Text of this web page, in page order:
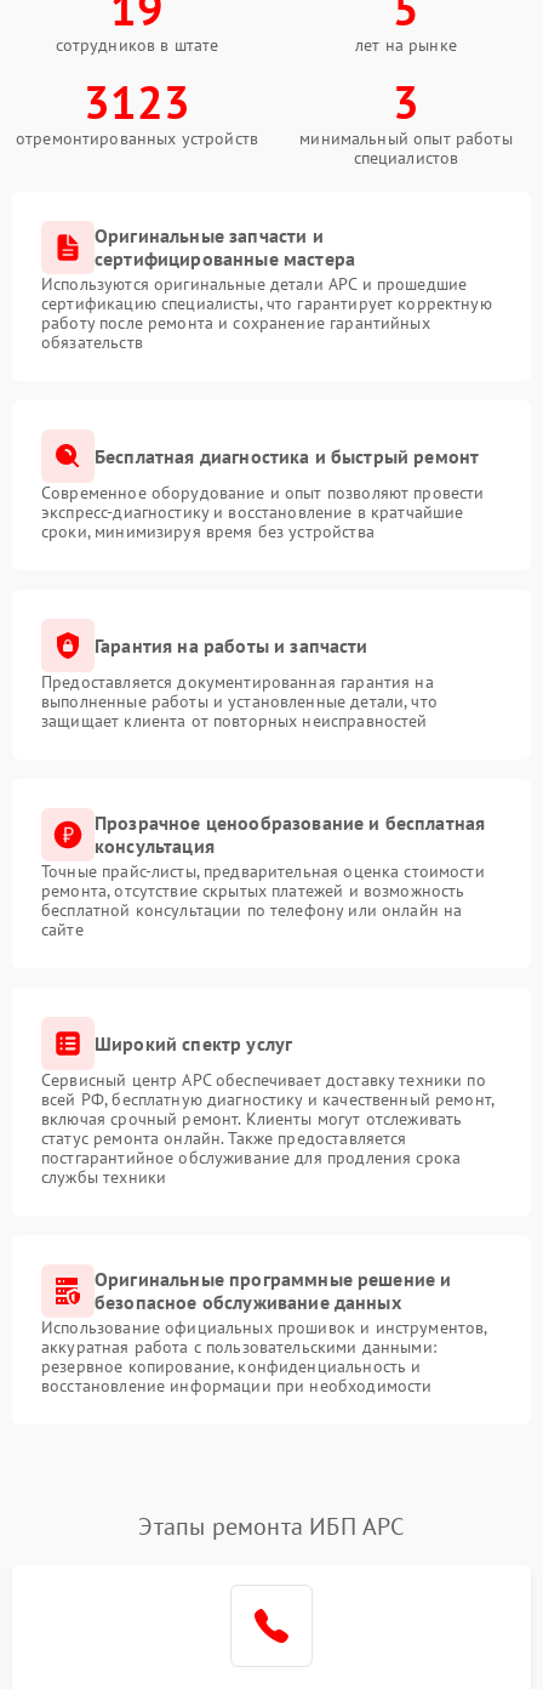
сотрудников в штате лет на рынке
3123
отремонтированных устройств
3
минимальный опыт работы
специалистов
Оригинальные запчасти и
сертифицированные мастера
Используются оригинальные детали APC и прошедшие
сертификацию специалисты, что гарантирует корректную
работу после ремонта и сохранение гарантийных
обязательств
Бесплатная диагностика и быстрый ремонт
Современное оборудование и опыт позволяют провести
экспресс-диагностику и восстановление в кратчайшие
сроки, минимизируя время без устройства
Гарантия на работы и запчасти
Предоставляется документированная гарантия на
выполненные работы и установленные детали, что
защищает клиента от повторных неисправностей
Прозрачное ценообразование и бесплатная
консультация
Точные прайс-листы, предварительная оценка стоимости
ремонта, отсутствие скрытых платежей и возможность
бесплатной консультации по телефону или онлайн на
сайте
Широкий спектр услуг
Сервисный центр APC обеспечивает доставку техники по
всей РФ, бесплатную диагностику и качественный ремонт,
включая срочный ремонт. Клиенты могут отслеживать
статус ремонта онлайн. Также предоставляется
постгарантийное обслуживание для продления срока
службы техники
Оригинальные программные решение и
безопасное обслуживание данных
Использование официальных прошивок и инструментов,
аккуратная работа с пользовательскими данными:
резервное копирование, конфиденциальность и
восстановление информации при необходимости
Этапы ремонта ИБП APC